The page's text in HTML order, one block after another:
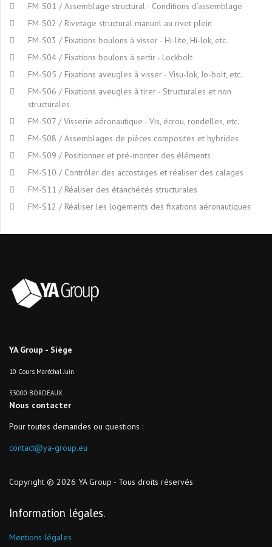
FM-S01 / Assemblage structural - Conditions d’assemblage
FM-S02 / Rivetage structural manuel au rivet plein
FM-S03 / Fixations boulons à visser - Hi-lite, Hi-lok, etc.
FM-S04 / Fixations boulons à sertir - Lockbolt
FM-S05 / Fixations aveugles à visser - Visu-lok, Jo-bolt, etc.
FM-S06 / Fixations aveugles à tirer - Structurales et non
structurales
FM-S07 / Visserie aéronautique - Vis, écrou, rondelles, etc.
FM-S08 / Assemblages de pièces composites et hybrides
FM-S09 / Positionner et pré-monter des éléments
FM-S10 / Contrôler des accostages et réaliser des calages
FM-S11 / Réaliser des étanchéités structurales
FM-S12 / Réaliser les logements des fixations aéronautiques
YA Group - Siège
10 Cours Maréchal Juin
33000 BORDEAUX
Nous contacter
Pour toutes demandes ou questions :
contact@ya-group.eu
Copyright © 2026 YA Group - Tous droits réservés
Information légales
Mentions légales